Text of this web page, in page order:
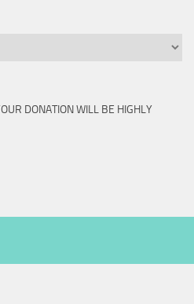
DONATION WILL BE HIGHLY